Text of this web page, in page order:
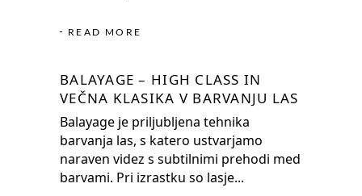
READ MORE
BALAYAGE – HIGH CLASS IN
VEČNA KLASIKA V BARVANJU LAS
Balayage je priljubljena tehnika
barvanja las, s katero ustvarjamo
naraven videz s subtilnimi prehodi med
barvami. Pri izrastku so lasje